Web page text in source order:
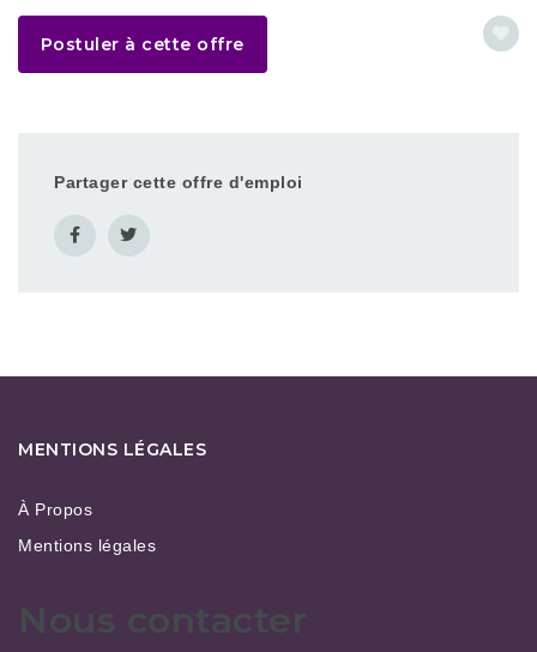
Postuler à cette offre
Partager cette offre d'emploi
MENTIONS LÉGALES
À Propos
Mentions légales
Nous contacter